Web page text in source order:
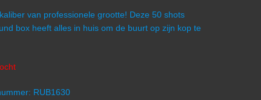
van professionele grootte! Deze 50 shots
box heeft alles in huis om de buurt op zijn kop te
RUB1630